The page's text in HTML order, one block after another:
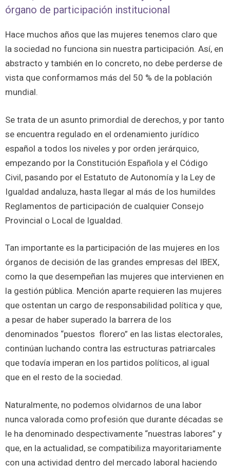
órgano de participación institucional
Hace muchos años que las mujeres tenemos claro que
la sociedad no funciona sin nuestra participación. Así, en
abstracto y también en lo concreto, no debe perderse de
vista que conformamos más del 50 % de la población
mundial.
Se trata de un asunto primordial de derechos, y por tanto
se encuentra regulado en el ordenamiento jurídico
español a todos los niveles y por orden jerárquico,
empezando por la Constitución Española y el Código
Civil, pasando por el Estatuto de Autonomía y la Ley de
Igualdad andaluza, hasta llegar al más de los humildes
Reglamentos de participación de cualquier Consejo
Provincial o Local de Igualdad.
Tan importante es la participación de las mujeres en los
órganos de decisión de las grandes empresas del IBEX,
como la que desempeñan las mujeres que intervienen en
la gestión pública. Mención aparte requieren las mujeres
que ostentan un cargo de responsabilidad política y que,
a pesar de haber superado la barrera de los
denominados “puestos florero” en las listas electorales,
continúan luchando contra las estructuras patriarcales
que todavía imperan en los partidos políticos, al igual
que en el resto de la sociedad.
Naturalmente, no podemos olvidarnos de una labor
nunca valorada como profesión que durante décadas se
le ha denominado despectivamente “nuestras labores” y
que, en la actualidad, se compatibiliza mayoritariamente
con una actividad dentro del mercado laboral haciendo